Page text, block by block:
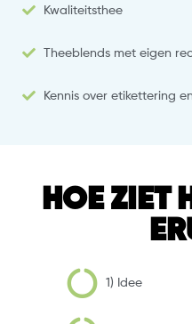
Kwaliteitsthee
Theeblends met eigen
Kennis over etikettering
HOE ZIET
1) Idee